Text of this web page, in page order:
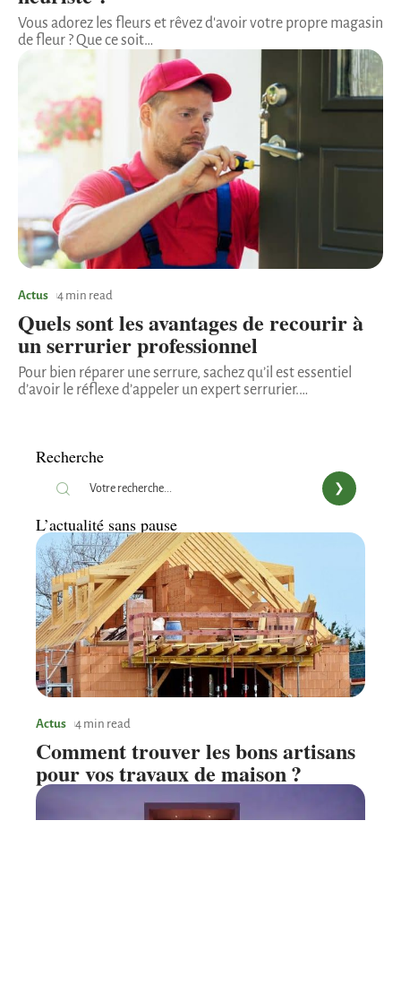
Vous adorez les fleurs et rêvez d'avoir votre propre magasin
de fleur ? Que ce soit…
Actus 4 min read
Quels sont les avantages de recourir à
un serrurier professionnel
Pour bien réparer une serrure, sachez qu’il est essentiel
d’avoir le réflexe d’appeler un expert serrurier.…
Recherche
L’actualité sans pause
Actus 4 min read
Comment trouver les bons artisans
pour vos travaux de maison ?